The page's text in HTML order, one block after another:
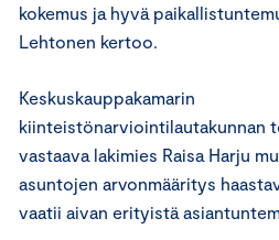
kokemus ja hyvä
Lehtonen kertoo.
Keskuskauppakamarin
kiinteistönarviointilautakunnan
vastaava lakimies Raisa Harju
asuntojen arvonmääritys
vaatii aivan erityistä